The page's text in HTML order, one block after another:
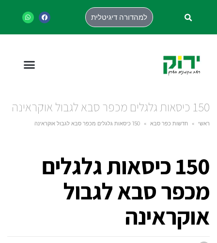
למהדורה דיגיטלית
150 כיסאות גלגלים מכפר סבא לגבול אוקראינה
ראשי » חדשות כפר סבא » 150 כיסאות גלגלים מכפר סבא לגבול אוקראינה
150 כיסאות גלגלים
מכפר סבא לגבול
אוקראינה